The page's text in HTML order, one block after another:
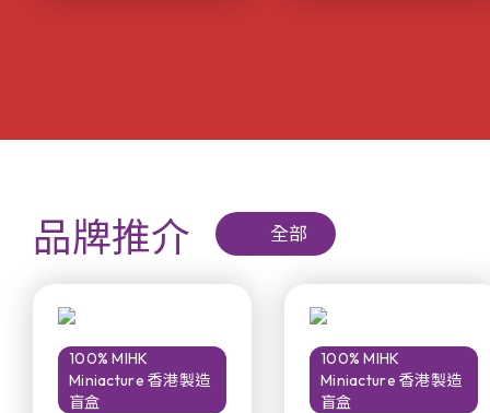
品牌推介 全部
100% MIHK
Miniacture 香港製造
盲盒
100% MIHK
Miniacture 香港製造
盲盒